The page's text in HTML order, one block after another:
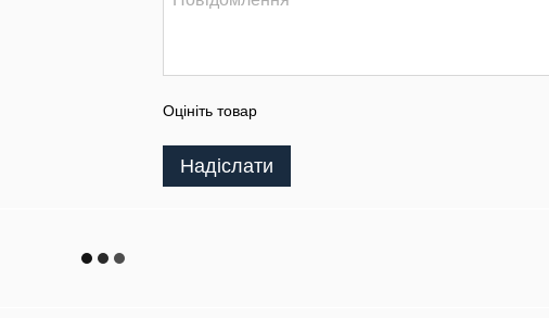
Оцініть товар
Надіслати